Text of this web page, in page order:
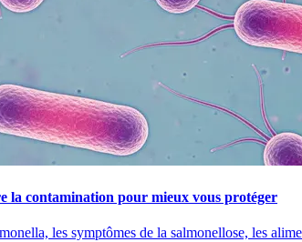
la contamination pour mieux vous protéger
les symptômes de la salmonellose, les